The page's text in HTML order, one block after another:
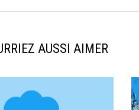
AUSSI AIMER